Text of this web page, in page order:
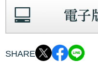
SHARE